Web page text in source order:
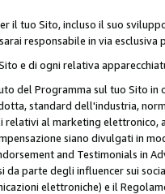
il tuo Sito, incluso il suo
responsabile in via esclusiva
e di ogni relativa
del Programma sul tuo Sito in
standard dell'industria,
relativi al marketing
siano divulgati in
and Testimonials in
da parte degli influencer sui
elettroniche) e il